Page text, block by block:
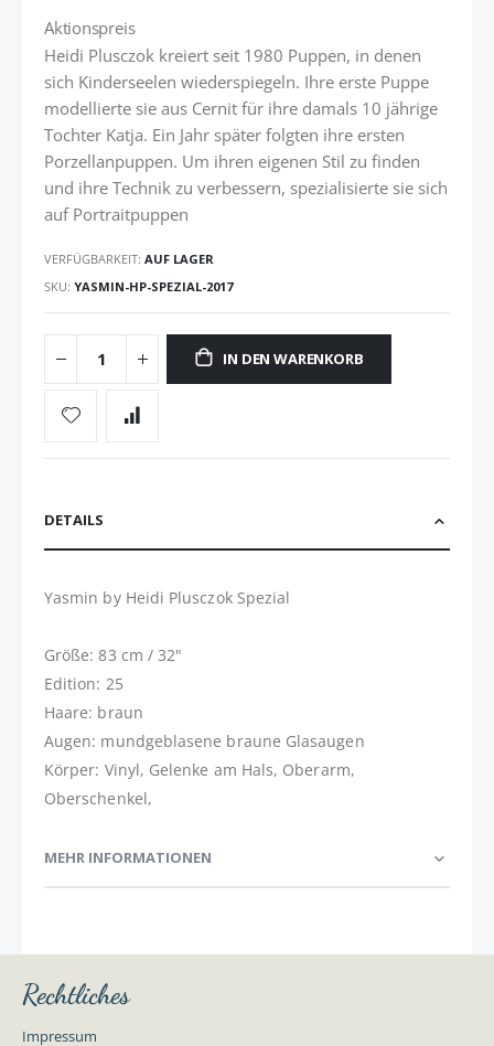
Aktionspreis
Heidi Plusczok kreiert seit 1980 Puppen, in denen
sich Kinderseelen wiederspiegeln. Ihre erste Puppe
modellierte sie aus Cernit für ihre damals 10 jährige
Tochter Katja. Ein Jahr später folgten ihre ersten
Porzellanpuppen. Um ihren eigenen Stil zu finden
und ihre Technik zu verbessern, spezialisierte sie sich
auf Portraitpuppen
VERFÜGBARKEIT: AUF LAGER
SKU YASMIN-HP-SPEZIAL-2017
IN DEN WARENKORB
DETAILS
Yasmin by Heidi Plusczok Spezial
Größe: 83 cm / 32"
Edition: 25
Haare: braun
Augen: mundgeblasene braune Glasaugen
Körper: Vinyl, Gelenke am Hals, Oberarm,
Oberschenkel,
MEHR INFORMATIONEN
Rechtliches
Impressum